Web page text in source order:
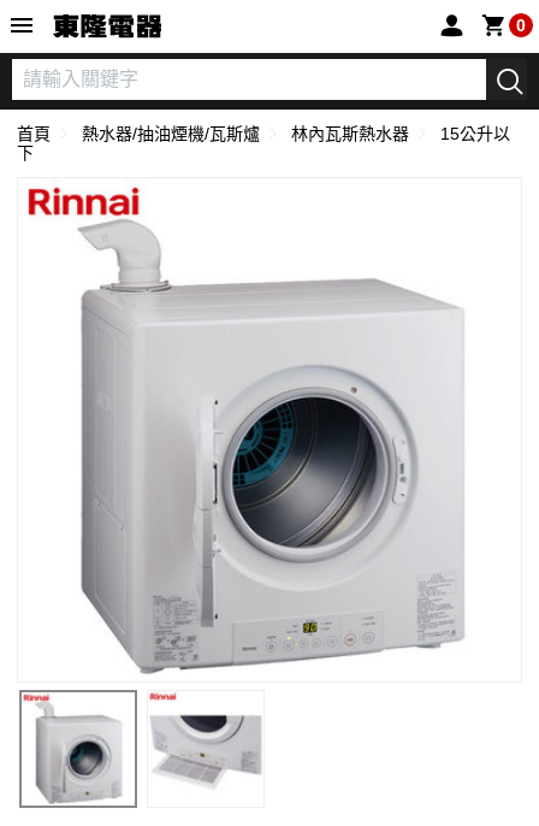
0
首頁 熱水器/抽油煙機/瓦斯爐 林內瓦斯熱水器
15公升以
下